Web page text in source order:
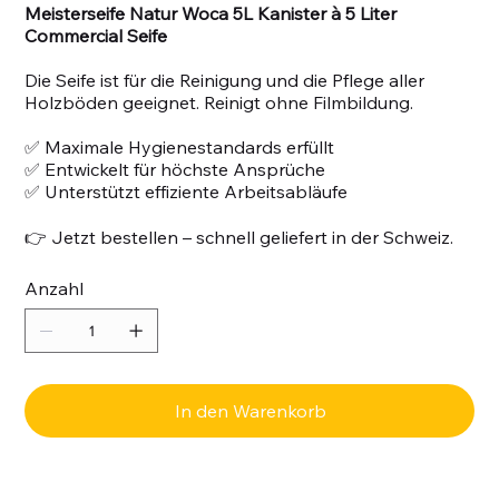
Meisterseife Natur Woca 5L Kanister à 5 Liter
Commercial Seife
Die Seife ist für die Reinigung und die Pflege aller
Holzböden geeignet. Reinigt ohne Filmbildung.
✅ Maximale Hygienestandards erfüllt
✅ Entwickelt für höchste Ansprüche
✅ Unterstützt effiziente Arbeitsabläufe
👉 Jetzt bestellen – schnell geliefert in der Schweiz.
Anzahl
In den Warenkorb